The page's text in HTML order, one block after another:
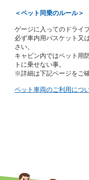
レジットカード若
借受人は契約後
ます。
当社は、借受人
は、貸渡契約の締
すことができるも
のとします。
有していない
もしくは当社
の運転免許証
酒気を帯びて
＜ペット同乗のルール＞
ゲージに入ってのドライ
必ず車内用バスケット又
さい。
キャビン内ではペット用
トに乗せない事。
※詳細は下記ページをご
ペット車両のご利用につ